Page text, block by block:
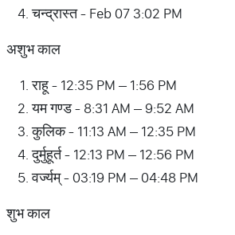
चन्द्रास्त - Feb 07 3:02 PM
अशुभ काल
राहू - 12:35 PM – 1:56 PM
यम गण्ड - 8:31 AM – 9:52 AM
कुलिक - 11:13 AM – 12:35 PM
दुर्मुहूर्त - 12:13 PM – 12:56 PM
वर्ज्यम् - 03:19 PM – 04:48 PM
शुभ काल